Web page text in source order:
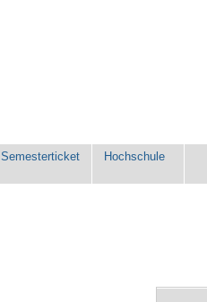
Semesterticket Hochschule